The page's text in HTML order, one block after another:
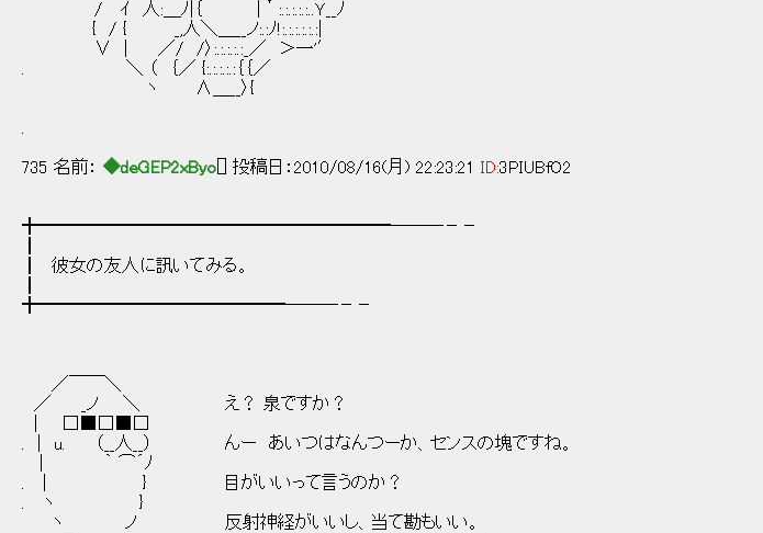
/ ｲ 人:＿ﾉ|｛ |＇:.:.:.:.:..Ｙ__ﾉ
{ / { _,人＼＿__ノ:.:ﾉ!:.:.:.:.:.:|
∨ | ／/ /〉:.:.:.:.:_／ ＞一'′
. ＼ （ ｛／ {:.:.:.:.:｛｛／
ヽ ∧＿__〉{
735 名前： ◆deGEP2xByo [] 投稿日：2010/08/16(月) 22:23:21 ID:3PIUBfO2
╋━━━━━━━━━━━━━━━━━━━━───－－
┃ 彼女の友人に訊いてみる。
╋━━━━━━━━━━━━━━───－－
／￣￣＼
／ _ノ ＼ え？ 泉ですか？
. | u. （__人__） んー あいつはなんつーか、センスの塊ですね。
| ｀ ⌒´ﾉ
. | } 目がいいって言うのか？
. ヽ }
ヽ ノ 反射神経がいいし、当て勘もいい。